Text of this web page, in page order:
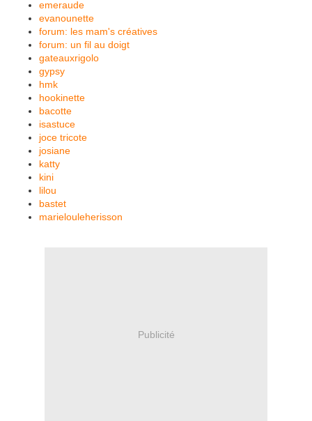
emeraude
evanounette
forum: les mam's créatives
forum: un fil au doigt
gateauxrigolo
gypsy
hmk
hookinette
bacotte
isastuce
joce tricote
josiane
katty
kini
lilou
bastet
marielouleherisson
Publicité